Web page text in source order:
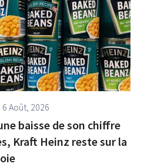
6 Août, 2026
baisse de son chiffre
Kraft Heinz reste sur la